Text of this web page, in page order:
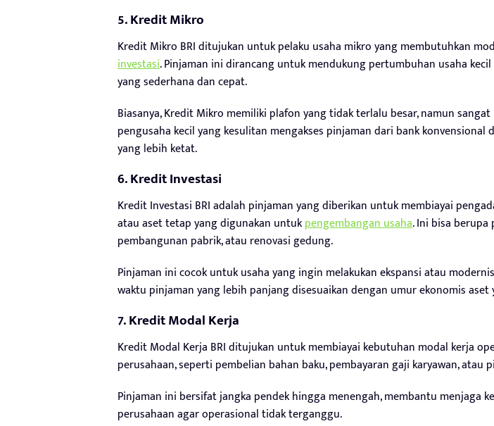
5. Kredit Mikro
Kredit Mikro BRI ditujukan untuk pelaku usaha mikro yang membutuhkan
investasi. Pinjaman ini dirancang untuk mendukung pertumbuhan usaha
yang sederhana dan cepat.
Biasanya, Kredit Mikro memiliki plafon yang tidak terlalu besar, namun
pengusaha kecil yang kesulitan mengakses pinjaman dari bank konvensional
yang lebih ketat.
6. Kredit Investasi
Kredit Investasi BRI adalah pinjaman yang diberikan untuk membiayai
atau aset tetap yang digunakan untukpengembangan usaha. Ini bisa berupa
pembangunan pabrik, atau renovasi gedung.
Pinjaman ini cocok untuk usaha yang ingin melakukan ekspansi atau
waktu pinjaman yang lebih panjang disesuaikan dengan umur ekonomis aset
7. Kredit Modal Kerja
Kredit Modal Kerja BRI ditujukan untuk membiayai kebutuhan modal kerja
perusahaan, seperti pembelian bahan baku, pembayaran gaji karyawan, atau
Pinjaman ini bersifat jangka pendek hingga menengah, membantu menjaga
perusahaan agar operasional tidak terganggu.